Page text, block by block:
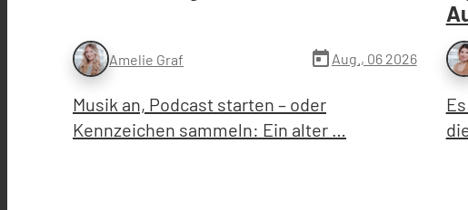
Amelie Graf today Aug., 06 2026
Musik an, Podcast starten – oder
Kennzeichen sammeln: Ein alter …